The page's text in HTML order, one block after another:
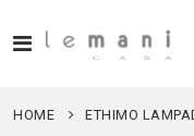
Toggle
HOME ETHIMO